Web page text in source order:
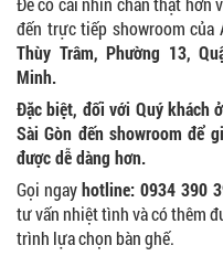
đến trực tiếp showroom của
Thùy Trâm, Phường 13,
Minh.
Đặc biệt, đối với Quý khách
Sài Gòn đến showroom để
được dễ dàng hơn.
Gọi ngayhotline: 0934 390
tư vấn nhiệt tình và có thêm
trình lựa chọn bàn ghế.